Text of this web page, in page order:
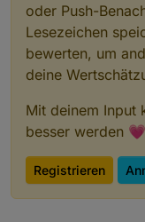
oder Push-
Lesezeichen
bewerten, um
deine
Mit deinem Input
besser werden 💗
Registrieren